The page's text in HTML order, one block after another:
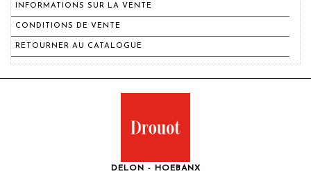
INFORMATIONS SUR LA VENTE
CONDITIONS DE VENTE
RETOURNER AU CATALOGUE
DELON - HOEBANX